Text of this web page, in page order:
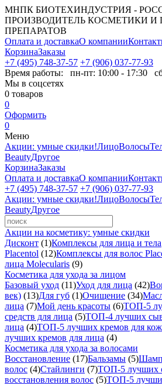
МНПК БИОТЕХИНДУСТРИЯ -
ПРОИЗВОДИТЕЛЬ КОСМЕТИКИ
ПРЕПАРАТОВ
Оплата и доставкаО компании
КорзинаЗаказы
+7 (495) 748-37-57 +7 (906) 037-77-93
Время работы: пн-пт: 10:00 - 17:30
Мы в соцсетях
0 товаров
0
Оформить
0
Меню
Акции: умные скидки!ЛицоВолосы
BeautyДругое
КорзинаЗаказы
Оплата и доставкаО компании
+7 (495) 748-37-57 +7 (906) 037-77-93
Акции: умные скидки!ЛицоВолосы
BeautyДругое
Акции на косметику: умные скидки
Дисконт (1)Комплексы для лица и тела
Placentol (12)Комплексы для волос
лица Molecularis (9)
Косметика для ухода за лицом
Базовый уход (11)Уход для лица (42)
век) (13)Для губ (1)Очищение (34)
лица (7)Мой день красоты (6)ТОП-5
средств для лица (5)ТОП-4 лучших
лица (4)ТОП-5 лучших кремов для
лучших кремов для лица (4)
Косметика для ухода за волосами
Восстановление (17)Бальзамы (5)
волос (4)Стайлинги (7)ТОП-5 лучших
восстановления волос (5)ТОП-5